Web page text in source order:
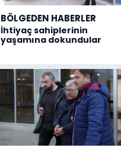
BÖLGEDEN HABERLER
İhtiyaç sahiplerinin
yaşamına dokundular